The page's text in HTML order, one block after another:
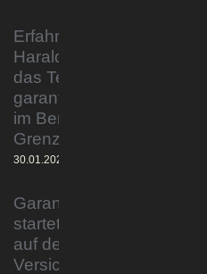
Erfahrener Experte
Harald Wesely stärkt
das Team von
garantiertmehrnetto.de
im Bereich
Grenzgänger
30.01.2024
Garantiertmehrnetto.de®
startet Vermittlerplattform
auf deutschem
Versicherungsmarkt